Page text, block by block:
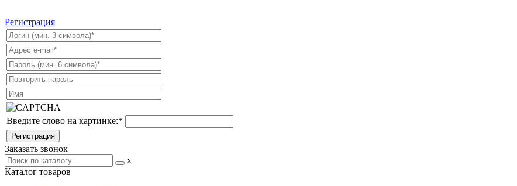
Регистрация
Введите слово на картинке:*
Заказать звонок
x
Каталог товаров